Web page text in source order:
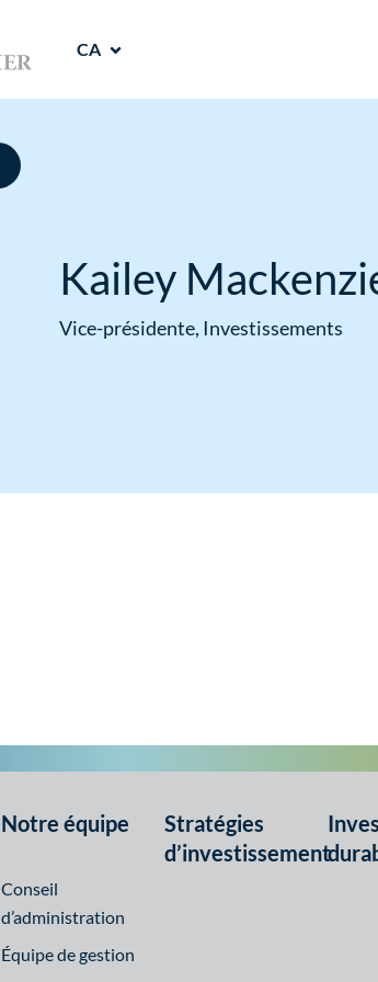
CA
Kailey
Vice-présidente, Investissements
Notre équipe
Conseil
d’administration
Équipe de gestion
Stratégies
d’investissement